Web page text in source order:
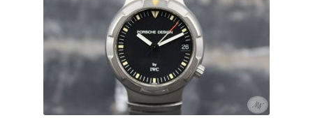
Über mich
Kontakt